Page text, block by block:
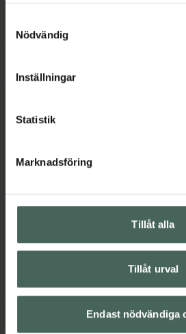
återkalla ditt samtycke via
cookieinställningar. Ett återkallat
lagligheten av behandling som
Nödvändig
Inställningar
Statistik
Marknadsföring
Tillåt alla
Tillåt urval
Endast nödvändiga
Kronans Apotek finns här för dig.
syd till Lappland i norr, och online i
hjälpa just dig att må lite bättre.
Kundservice
Leverans, betalning och retur
App